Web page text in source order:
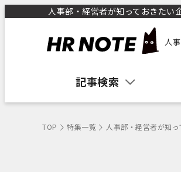
人事部・経営者が知っておきたい
人
記事検索
TOP 特集一覧 人事部・経営者が知